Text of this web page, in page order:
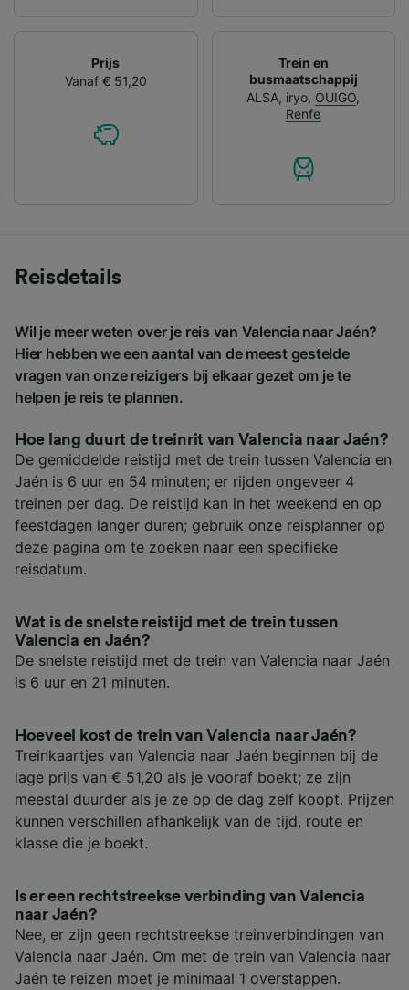
Prijs
Vanaf € 51,20
Trein en
busmaatschappij
ALSA, iryo, OUIGO,
Renfe
Reisdetails
Wil je meer weten over je reis van Valencia naar Jaén?
Hier hebben we een aantal van de meest gestelde
vragen van onze reizigers bij elkaar gezet om je te
helpen je reis te plannen.
Hoe lang duurt de treinrit van Valencia naar Jaén?
De gemiddelde reistijd met de trein tussen Valencia en
Jaén is 6 uur en 54 minuten; er rijden ongeveer 4
treinen per dag. De reistijd kan in het weekend en op
feestdagen langer duren; gebruik onze reisplanner op
deze pagina om te zoeken naar een specifieke
reisdatum.
Wat is de snelste reistijd met de trein tussen
Valencia en Jaén?
De snelste reistijd met de trein van Valencia naar Jaén
is 6 uur en 21 minuten.
Hoeveel kost de trein van Valencia naar Jaén?
Treinkaartjes van Valencia naar Jaén beginnen bij de
lage prijs van € 51,20 als je vooraf boekt; ze zijn
meestal duurder als je ze op de dag zelf koopt. Prijzen
kunnen verschillen afhankelijk van de tijd, route en
klasse die je boekt.
Is er een rechtstreekse verbinding van Valencia
naar Jaén?
Nee, er zijn geen rechtstreekse treinverbindingen van
Valencia naar Jaén. Om met de trein van Valencia naar
Jaén te reizen moet je minimaal 1 overstappen.